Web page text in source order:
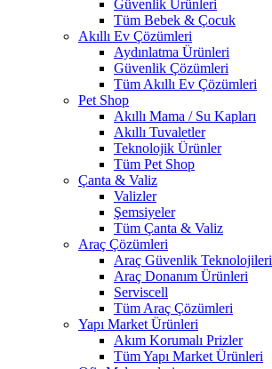
Güvenlik Ürünleri
Tüm Bebek & Çocuk
Akıllı Ev Çözümleri
Aydınlatma Ürünleri
Güvenlik Çözümleri
Tüm Akıllı Ev Çözümleri
Pet Shop
Akıllı Mama / Su Kapları
Akıllı Tuvaletler
Teknolojik Ürünler
Tüm Pet Shop
Çanta & Valiz
Valizler
Şemsiyeler
Tüm Çanta & Valiz
Araç Çözümleri
Araç Güvenlik Teknolojileri
Araç Donanım Ürünleri
Serviscell
Tüm Araç Çözümleri
Yapı Market Ürünleri
Akım Korumalı Prizler
Tüm Yapı Market Ürünleri